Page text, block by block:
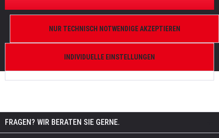
MAGMATIC EFFECTS.
FRAGEN? WIR BERATEN SIE GERNE.
INDIVIDUELLE EINSTELLUNGEN
NUR TECHNISCH NOTWENDIGE AKZEPTIEREN